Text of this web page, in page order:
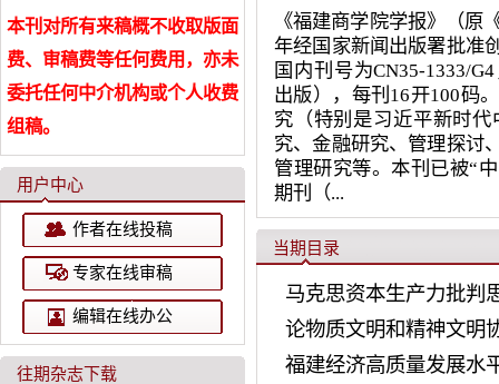
本刊对所有来稿概不收取版面
费、审稿费等任何费用，亦未
委托任何中介机构或个人收费
组稿。
用户中心
作者在线投稿
专家在线审稿
编辑在线办公
往期杂志下载
《福建商学院学报》（原
年经国家新闻出版署批准
国内刊号为CN35-1333/
出版），每刊16开100码
究（特别是习近平新时
究、金融研究、管理探讨
管理研究等。本刊已被“
期刊（...
当期目录
马克思资本生产力批判
论物质文明和精神文明
福建经济高质量发展水